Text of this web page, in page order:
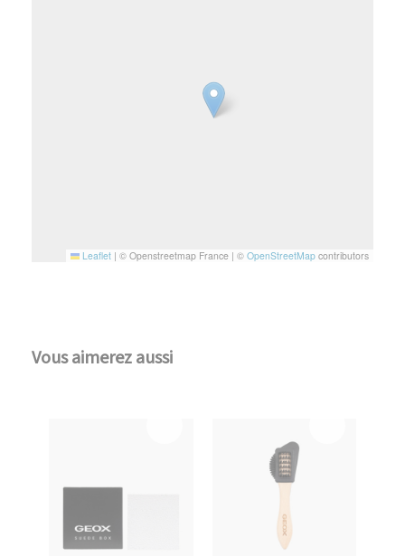
Leaflet | © Openstreetmap France | © OpenStreetMap contributors
Vous aimerez aussi